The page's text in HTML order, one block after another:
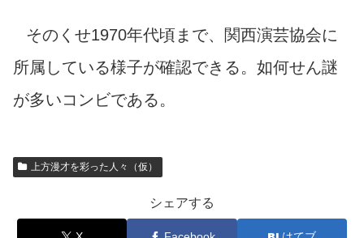
そのくせ1970年代頃まで、関西演芸協会に
所属している様子が確認できる。如何せん謎
が多いコンビである。
上方漫才を彩った人々（仮）
シェアする